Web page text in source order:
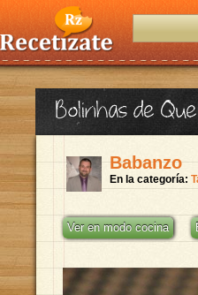
Bolinhas de
Babanzo
En la categoría:
Ver en modo cocina